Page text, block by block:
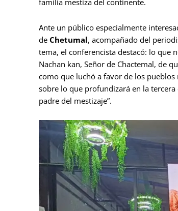
Ante un público especialmente
de Chetumal, acompañado del
tema, el conferencista destacó: lo que
Nachan kan, Señor de Chactemal, de
como que luchó a favor de los
sobre lo que profundizará en la
padre del mestizaje”.